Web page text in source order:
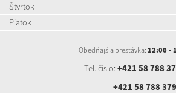
Štvrtok
Piatok
Obedňajšia prestávka: 12:00 -
Tel. číslo: +421 58 788
+421 58 788